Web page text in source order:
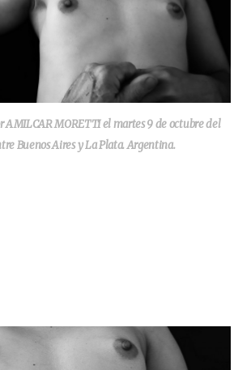
AMILCAR MORETTI el martes 9 de octubre del
Buenos Aires y La Plata. Argentina.